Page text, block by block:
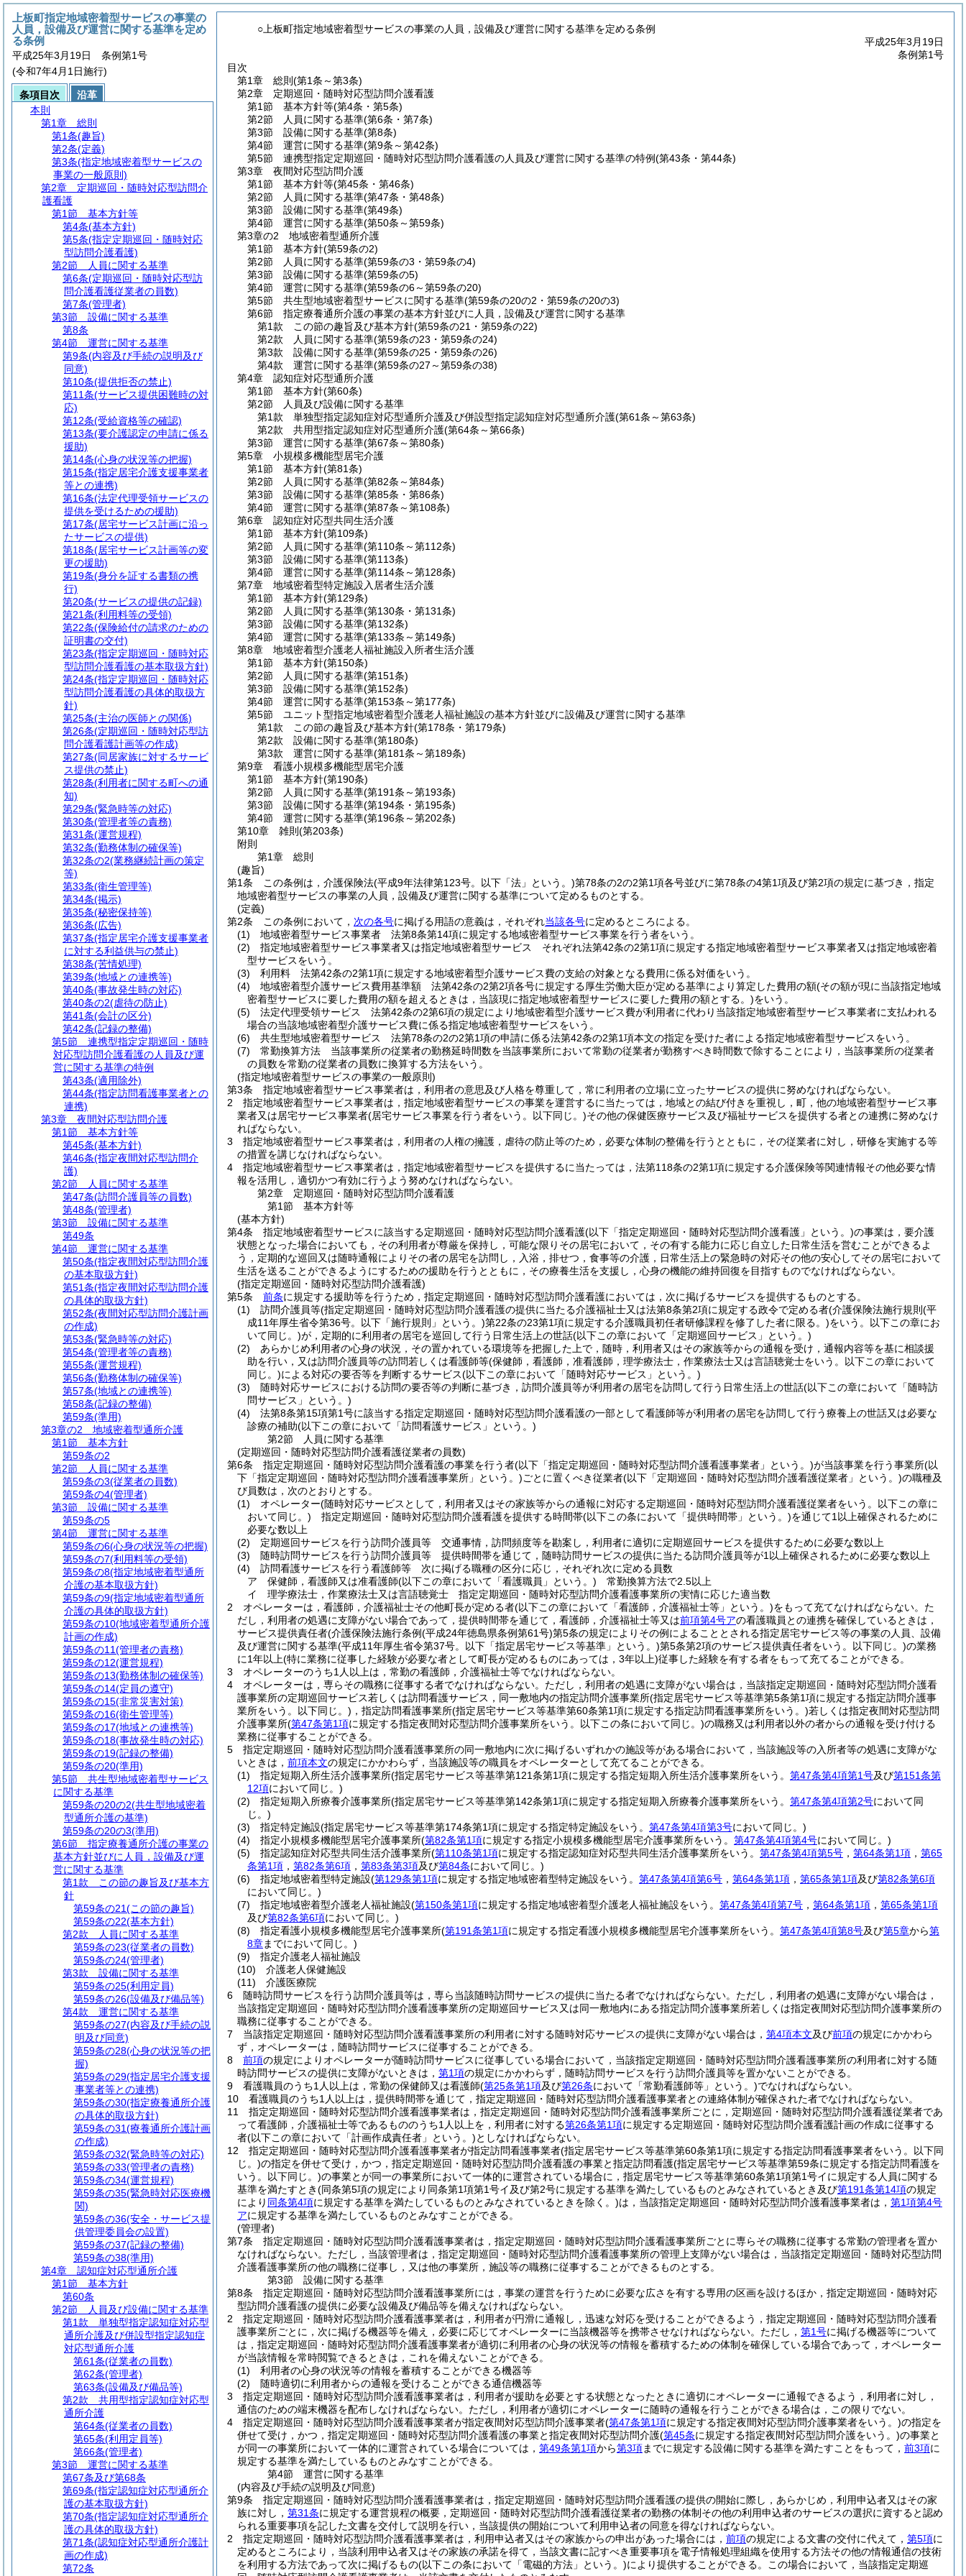
○上板町指定地域密着型サービスの事業の人員，設備及び運営に関する基準を定める条例
平成25年3月19日
条例第1号
目次
第1章
総則 (第1条～第3条)
第2章
定期巡回・随時対応型訪問介護看護
第1節
基本方針等(第4条・第5条)
第2節
人員に関する基準(第6条・第7条)
第3節
設備に関する基準(第8条)
第4節
運営に関する基準(第9条～第42条)
第5節
連携型指定定期巡回・随時対応型訪問介護看護の人員及び運営に関する基準の特例(第43条・第44条)
第3章
夜間対応型訪問介護
第1節
基本方針等(第45条・第46条)
第2節
人員に関する基準(第47条・第48条)
第3節
設備に関する基準(第49条)
第4節
運営に関する基準(第50条～第59条)
第3章の2
地域密着型通所介護
第1節
基本方針(第59条の2)
第2節
人員に関する基準(第59条の3・第59条の4)
第3節
設備に関する基準(第59条の5)
第4節
運営に関する基準(第59条の6～第59条の20)
第5節
共生型地域密着型サービスに関する基準(第59条の20の2・第59条の20の3)
第6節
指定療養通所介護の事業の基本方針並びに人員，設備及び運営に関する基準
第1款
この節の趣旨及び基本方針(第59条の21・第59条の22)
第2款
人員に関する基準(第59条の23・第59条の24)
第3款
設備に関する基準(第59条の25・第59条の26)
第4款
運営に関する基準(第59条の27～第59条の38)
第4章
認知症対応型通所介護
第1節
基本方針(第60条)
第2節
人員及び設備に関する基準
第1款
単独型指定認知症対応型通所介護及び併設型指定認知症対応型通所介護(第61条～第63条)
第2款
共用型指定認知症対応型通所介護(第64条～第66条)
第3節
運営に関する基準(第67条～第80条)
第5章
小規模多機能型居宅介護
第1節
基本方針(第81条)
第2節
人員に関する基準(第82条～第84条)
第3節
設備に関する基準(第85条・第86条)
第4節
運営に関する基準(第87条～第108条)
第6章
認知症対応型共同生活介護
第1節
基本方針(第109条)
第2節
人員に関する基準(第110条～第112条)
第3節
設備に関する基準(第113条)
第4節
運営に関する基準(第114条～第128条)
第7章
地域密着型特定施設入居者生活介護
第1節
基本方針(第129条)
第2節
人員に関する基準(第130条・第131条)
第3節
設備に関する基準(第132条)
第4節
運営に関する基準(第133条～第149条)
第8章
地域密着型介護老人福祉施設入所者生活介護
第1節
基本方針(第150条)
第2節
人員に関する基準(第151条)
第3節
設備に関する基準(第152条)
第4節
運営に関する基準(第153条～第177条)
第5節
ユニット型指定地域密着型介護老人福祉施設の基本方針並びに設備及び運営に関する基準
第1款
この節の趣旨及び基本方針(第178条・第179条)
第2款
設備に関する基準(第180条)
第3款
運営に関する基準(第181条～第189条)
第9章
看護小規模多機能型居宅介護
第1節
基本方針(第190条)
第2節
人員に関する基準(第191条～第193条)
第3節
設備に関する基準(第194条・第195条)
第4節
運営に関する基準(第196条～第202条)
第10章
雑則 (第203条)
附則
第1章
総則
(趣旨)
第1条
この条例は，介護保険法(平成9年法律第123号。以下「法」という。)第78条の2の2第1項各号並びに第78条の4第1項及び第2項の規定に基づき，指定
地域密着型サービスの事業の人員，設備及び運営に関する基準について定めるものとする。
(定義)
第2条
この条例において， 次の各号に掲げる用語の意義は，それぞれ当該各号に定めるところによる。
(1)
地域密着型サービス事業者 法第8条第14項に規定する地域密着型サービス事業を行う者をいう。
(2)
指定地域密着型サービス事業者又は指定地域密着型サービス それぞれ法第42条の2第1項に規定する指定地域密着型サービス事業者又は指定地域密着
型サービスをいう。
(3)
利用料 法第42条の2第1項に規定する地域密着型介護サービス費の支給の対象となる費用に係る対価をいう。
(4)
地域密着型介護サービス費用基準額 法第42条の2第2項各号に規定する厚生労働大臣が定める基準により算定した費用の額(その額が現に当該指定地域
密着型サービスに要した費用の額を超えるときは，当該現に指定地域密着型サービスに要した費用の額とする。)をいう。
(5)
法定代理受領サービス 法第42条の2第6項の規定により地域密着型介護サービス費が利用者に代わり当該指定地域密着型サービス事業者に支払われる
場合の当該地域密着型介護サービス費に係る指定地域密着型サービスをいう。
(6)
共生型地域密着型サービス 法第78条の2の2第1項の申請に係る法第42条の2第1項本文の指定を受けた者による指定地域密着型サービスをいう。
(7)
常勤換算方法 当該事業所の従業者の勤務延時間数を当該事業所において常勤の従業者が勤務すべき時間数で除することにより，当該事業所の従業者
の員数を常勤の従業者の員数に換算する方法をいう。
(指定地域密着型サービスの事業の一般原則)
第3条
指定地域密着型サービス事業者は，利用者の意思及び人格を尊重して，常に利用者の立場に立ったサービスの提供に努めなければならない。
2
指定地域密着型サービス事業者は，指定地域密着型サービスの事業を運営するに当たっては，地域との結び付きを重視し，町，他の地域密着型サービス事
業者又は居宅サービス事業者(居宅サービス事業を行う者をいう。以下同じ。)その他の保健医療サービス及び福祉サービスを提供する者との連携に努めなけ
ればならない。
3
指定地域密着型サービス事業者は，利用者の人権の擁護，虐待の防止等のため，必要な体制の整備を行うとともに，その従業者に対し，研修を実施する等
の措置を講じなければならない。
4
指定地域密着型サービス事業者は，指定地域密着型サービスを提供するに当たっては，法第118条の2第1項に規定する介護保険等関連情報その他必要な情
報を活用し，適切かつ有効に行うよう努めなければならない。
第2章
定期巡回・随時対応型訪問介護看護
第1節
基本方針等
(基本方針)
第4条
指定地域密着型サービスに該当する定期巡回・随時対応型訪問介護看護(以下「指定定期巡回・随時対応型訪問介護看護」という。)の事業は，要介護
状態となった場合においても，その利用者が尊厳を保持し，可能な限りその居宅において，その有する能力に応じ自立した日常生活を営むことができるよ
う，定期的な巡回又は随時通報によりその者の居宅を訪問し，入浴，排せつ，食事等の介護，日常生活上の緊急時の対応その他の安心してその居宅において
生活を送ることができるようにするための援助を行うとともに，その療養生活を支援し，心身の機能の維持回復を目指すものでなければならない。
(指定定期巡回・随時対応型訪問介護看護)
第5条
前条に規定する援助等を行うため，指定定期巡回・随時対応型訪問介護看護においては，次に掲げるサービスを提供するものとする。
(1)
訪問介護員等(指定定期巡回・随時対応型訪問介護看護の提供に当たる介護福祉士又は法第8条第2項に規定する政令で定める者(介護保険法施行規則 (平
成11年厚生省令第36号。以下「施行規則」という。)第22条の23第1項に規定する介護職員初任者研修課程を修了した者に限る。)をいう。以下この章にお
いて同じ。)が，定期的に利用者の居宅を巡回して行う日常生活上の世話(以下この章において「定期巡回サービス」という。)
(2)
あらかじめ利用者の心身の状況，その置かれている環境等を把握した上で，随時，利用者又はその家族等からの通報を受け，通報内容等を基に相談援
助を行い，又は訪問介護員等の訪問若しくは看護師等(保健師，看護師，准看護師，理学療法士，作業療法士又は言語聴覚士をいう。以下この章において
同じ。)による対応の要否等を判断するサービス(以下この章において「随時対応サービス」という。)
(3)
随時対応サービスにおける訪問の要否等の判断に基づき，訪問介護員等が利用者の居宅を訪問して行う日常生活上の世話(以下この章において「随時訪
問サービス」という。)
(4)
法第8条第15項第1号に該当する指定定期巡回・随時対応型訪問介護看護の一部として看護師等が利用者の居宅を訪問して行う療養上の世話又は必要な
診療の補助(以下この章において「訪問看護サービス」という。)
第2節
人員に関する基準
(定期巡回・随時対応型訪問介護看護従業者の員数)
第6条
指定定期巡回・随時対応型訪問介護看護の事業を行う者(以下「指定定期巡回・随時対応型訪問介護看護事業者」という。)が当該事業を行う事業所(以
下「指定定期巡回・随時対応型訪問介護看護事業所」という。)ごとに置くべき従業者(以下「定期巡回・随時対応型訪問介護看護従業者」という。)の職種及
び員数は，次のとおりとする。
(1)
オペレーター(随時対応サービスとして，利用者又はその家族等からの通報に対応する定期巡回・随時対応型訪問介護看護従業者をいう。以下この章に
おいて同じ。) 指定定期巡回・随時対応型訪問介護看護を提供する時間帯(以下この条において「提供時間帯」という。)を通じて1以上確保されるために
必要な数以上
(2)
定期巡回サービスを行う訪問介護員等 交通事情，訪問頻度等を勘案し，利用者に適切に定期巡回サービスを提供するために必要な数以上
(3)
随時訪問サービスを行う訪問介護員等 提供時間帯を通じて，随時訪問サービスの提供に当たる訪問介護員等が1以上確保されるために必要な数以上
(4)
訪問看護サービスを行う看護師等 次に掲げる職種の区分に応じ，それぞれ次に定める員数
ア
保健師，看護師又は准看護師(以下この章において「看護職員」という。) 常勤換算方法で2.5以上
イ
理学療法士，作業療法士又は言語聴覚士 指定定期巡回・随時対応型訪問介護看護事業所の実情に応じた適当数
2
オペレーターは，看護師，介護福祉士その他町長が定める者(以下この章において「看護師，介護福祉士等」という。)をもって充てなければならない。 た
だし，利用者の処遇に支障がない場合であって，提供時間帯を通じて，看護師，介護福祉士等又は前項第4号アの看護職員との連携を確保しているときは，
サービス提供責任者(介護保険法施行条例(平成24年徳島県条例第61号)第5条の規定によりその例によることとされる指定居宅サービス等の事業の人員、設備
及び運営に関する基準(平成11年厚生省令第37号。以下「指定居宅サービス等基準」という。)第5条第2項のサービス提供責任者をいう。以下同じ。)の業務
に1年以上(特に業務に従事した経験が必要な者として町長が定めるものにあっては，3年以上)従事した経験を有する者をもって充てることができる。
3
オペレーターのうち1人以上は，常勤の看護師，介護福祉士等でなければならない。
4
オペレーターは，専らその職務に従事する者でなければならない。 ただし，利用者の処遇に支障がない場合は，当該指定定期巡回・随時対応型訪問介護看
護事業所の定期巡回サービス若しくは訪問看護サービス，同一敷地内の指定訪問介護事業所(指定居宅サービス等基準第5条第1項に規定する指定訪問介護事
業所をいう。以下同じ。) ，指定訪問看護事業所(指定居宅サービス等基準第60条第1項に規定する指定訪問看護事業所をいう。)若しくは指定夜間対応型訪問
介護事業所(第47条第1項に規定する指定夜間対応型訪問介護事業所をいう。以下この条において同じ。)の職務又は利用者以外の者からの通報を受け付ける
業務に従事することができる。
5
指定定期巡回・随時対応型訪問介護看護事業所の同一敷地内に次に掲げるいずれかの施設等がある場合において，当該施設等の入所者等の処遇に支障がな
いときは， 前項本文の規定にかかわらず，当該施設等の職員をオペレーターとして充てることができる。
(1)
指定短期入所生活介護事業所(指定居宅サービス等基準第121条第1項に規定する指定短期入所生活介護事業所をいう。 第47条第4項第1号及び第151条第
12項において同じ。)
(2)
指定短期入所療養介護事業所(指定居宅サービス等基準第142条第1項に規定する指定短期入所療養介護事業所をいう。 第47条第4項第2号において同
じ。)
(3)
指定特定施設(指定居宅サービス等基準第174条第1項に規定する指定特定施設をいう。 第47条第4項第3号において同じ。)
(4)
指定小規模多機能型居宅介護事業所(第82条第1項に規定する指定小規模多機能型居宅介護事業所をいう。 第47条第4項第4号において同じ。)
(5)
指定認知症対応型共同生活介護事業所(第110条第1項に規定する指定認知症対応型共同生活介護事業所をいう。 第47条第4項第5号 ， 第64条第1項 ， 第65
条第1項 ， 第82条第6項 ， 第83条第3項及び第84条において同じ。)
(6)
指定地域密着型特定施設(第129条第1項に規定する指定地域密着型特定施設をいう。 第47条第4項第6号 ， 第64条第1項 ， 第65条第1項及び第82条第6項
において同じ。)
(7)
指定地域密着型介護老人福祉施設(第150条第1項に規定する指定地域密着型介護老人福祉施設をいう。 第47条第4項第7号 ， 第64条第1項 ， 第65条第1項
及び第82条第6項において同じ。)
(8)
指定看護小規模多機能型居宅介護事業所(第191条第1項に規定する指定看護小規模多機能型居宅介護事業所をいう。 第47条第4項第8号及び第5章から第
8章までにおいて同じ。)
(9)
指定介護老人福祉施設
(10)
介護老人保健施設
(11)
介護医療院
6
随時訪問サービスを行う訪問介護員等は，専ら当該随時訪問サービスの提供に当たる者でなければならない。 ただし，利用者の処遇に支障がない場合は，
当該指定定期巡回・随時対応型訪問介護看護事業所の定期巡回サービス又は同一敷地内にある指定訪問介護事業所若しくは指定夜間対応型訪問介護事業所の
職務に従事することができる。
7
当該指定定期巡回・随時対応型訪問介護看護事業所の利用者に対する随時対応サービスの提供に支障がない場合は， 第4項本文及び前項の規定にかかわら
ず，オペレーターは，随時訪問サービスに従事することができる。
8
前項の規定によりオペレーターが随時訪問サービスに従事している場合において，当該指定定期巡回・随時対応型訪問介護看護事業所の利用者に対する随
時訪問サービスの提供に支障がないときは， 第1項の規定にかかわらず，随時訪問サービスを行う訪問介護員等を置かないことができる。
9
看護職員のうち1人以上は，常勤の保健師又は看護師(第25条第1項及び第26条において「常勤看護師等」という。)でなければならない。
10
看護職員のうち1人以上は，提供時間帯を通じて，指定定期巡回・随時対応型訪問介護看護事業者との連絡体制が確保された者でなければならない。
11
指定定期巡回・随時対応型訪問介護看護事業者は，指定定期巡回・随時対応型訪問介護看護事業所ごとに，定期巡回・随時対応型訪問介護看護従業者であ
って看護師，介護福祉士等であるもののうち1人以上を，利用者に対する第26条第1項に規定する定期巡回・随時対応型訪問介護看護計画の作成に従事する
者(以下この章において「計画作成責任者」という。)としなければならない。
12
指定定期巡回・随時対応型訪問介護看護事業者が指定訪問看護事業者(指定居宅サービス等基準第60条第1項に規定する指定訪問看護事業者をいう。以下同
じ。)の指定を併せて受け，かつ，指定定期巡回・随時対応型訪問介護看護の事業と指定訪問看護(指定居宅サービス等基準第59条に規定する指定訪問看護を
いう。以下同じ。)の事業とが同一の事業所において一体的に運営されている場合に，指定居宅サービス等基準第60条第1項第1号イに規定する人員に関する
基準を満たすとき(同条第5項の規定により同条第1項第1号イ及び第2号に規定する基準を満たしているものとみなされているとき及び第191条第14項の規定
により 同条第4項に規定する基準を満たしているものとみなされているときを除く。)は，当該指定定期巡回・随時対応型訪問介護看護事業者は， 第1項第4号
アに規定する基準を満たしているものとみなすことができる。
(管理者)
第7条
指定定期巡回・随時対応型訪問介護看護事業者は，指定定期巡回・随時対応型訪問介護看護事業所ごとに専らその職務に従事する常勤の管理者を置か
なければならない。 ただし，当該管理者は，指定定期巡回・随時対応型訪問介護看護事業所の管理上支障がない場合は，当該指定定期巡回・随時対応型訪問
介護看護事業所の他の職務に従事し，又は他の事業所，施設等の職務に従事することができるものとする。
第3節
設備に関する基準
第8条
指定定期巡回・随時対応型訪問介護看護事業所には，事業の運営を行うために必要な広さを有する専用の区画を設けるほか，指定定期巡回・随時対応
型訪問介護看護の提供に必要な設備及び備品等を備えなければならない。
2
指定定期巡回・随時対応型訪問介護看護事業者は，利用者が円滑に通報し，迅速な対応を受けることができるよう，指定定期巡回・随時対応型訪問介護看
護事業所ごとに，次に掲げる機器等を備え，必要に応じてオペレーターに当該機器等を携帯させなければならない。 ただし， 第1号に掲げる機器等について
は，指定定期巡回・随時対応型訪問介護看護事業者が適切に利用者の心身の状況等の情報を蓄積するための体制を確保している場合であって，オペレーター
が当該情報を常時閲覧できるときは，これを備えないことができる。
(1)
利用者の心身の状況等の情報を蓄積することができる機器等
(2)
随時適切に利用者からの通報を受けることができる通信機器等
3
指定定期巡回・随時対応型訪問介護看護事業者は，利用者が援助を必要とする状態となったときに適切にオペレーターに通報できるよう，利用者に対し，
通信のための端末機器を配布しなければならない。 ただし，利用者が適切にオペレーターに随時の通報を行うことができる場合は，この限りでない。
4
指定定期巡回・随時対応型訪問介護看護事業者が指定夜間対応型訪問介護事業者(第47条第1項に規定する指定夜間対応型訪問介護事業者をいう。)の指定を
併せて受け，かつ，指定定期巡回・随時対応型訪問介護看護の事業と指定夜間対応型訪問介護(第45条に規定する指定夜間対応型訪問介護をいう。)の事業と
が同一の事業所において一体的に運営されている場合については， 第49条第1項から第3項までに規定する設備に関する基準を満たすことをもって， 前3項に
規定する基準を満たしているものとみなすことができる。
第4節
運営に関する基準
(内容及び手続の説明及び同意)
第9条
指定定期巡回・随時対応型訪問介護看護事業者は，指定定期巡回・随時対応型訪問介護看護の提供の開始に際し，あらかじめ，利用申込者又はその家
族に対し， 第31条に規定する運営規程の概要，定期巡回・随時対応型訪問介護看護従業者の勤務の体制その他の利用申込者のサービスの選択に資すると認め
られる重要事項を記した文書を交付して説明を行い，当該提供の開始について利用申込者の同意を得なければならない。
2
指定定期巡回・随時対応型訪問介護看護事業者は，利用申込者又はその家族からの申出があった場合には， 前項の規定による文書の交付に代えて， 第5項に
定めるところにより，当該利用申込者又はその家族の承諾を得て，当該文書に記すべき重要事項を電子情報処理組織を使用する方法その他の情報通信の技術
を利用する方法であって次に掲げるもの(以下この条において「電磁的方法」という。)により提供することができる。
この場合において，当該指定定期巡
上板町指定地域密着型サービスの事業の
人員，設備及び運営に関する基準を定め
る条例
平成25年3月19日 条例第1号
(令和7年4月1日施行)
条項目次
沿革
本則
第1章
総則
第1条(趣旨)
第2条(定義)
第3条(指定地域密着型サービスの
事業の一般原則)
第2章
定期巡回・随時対応型訪問介
護看護
第1節
基本方針等
第4条(基本方針)
第5条(指定定期巡回・随時対応
型訪問介護看護)
第2節
人員に関する基準
第6条(定期巡回・随時対応型訪
問介護看護従業者の員数)
第7条(管理者)
第3節
設備に関する基準
第8条
第4節
運営に関する基準
第9条(内容及び手続の説明及び
同意)
第10条(提供拒否の禁止)
第11条(サービス提供困難時の対
応)
第12条(受給資格等の確認)
第13条(要介護認定の申請に係る
援助)
第14条(心身の状況等の把握)
第15条(指定居宅介護支援事業者
等との連携)
第16条(法定代理受領サービスの
提供を受けるための援助)
第17条(居宅サービス計画に沿っ
たサービスの提供)
第18条(居宅サービス計画等の変
更の援助)
第19条(身分を証する書類の携
行)
第20条(サービスの提供の記録)
第21条(利用料等の受領)
第22条(保険給付の請求のための
証明書の交付)
第23条(指定定期巡回・随時対応
型訪問介護看護の基本取扱方針)
第24条(指定定期巡回・随時対応
型訪問介護看護の具体的取扱方
針)
第25条(主治の医師との関係)
第26条(定期巡回・随時対応型訪
問介護看護計画等の作成)
第27条(同居家族に対するサービ
ス提供の禁止)
第28条(利用者に関する町への通
知)
第29条(緊急時等の対応)
第30条(管理者等の責務)
第31条(運営規程)
第32条(勤務体制の確保等)
第32条の2(業務継続計画の策定
等)
第33条(衛生管理等)
第34条(掲示)
第35条(秘密保持等)
第36条(広告)
第37条(指定居宅介護支援事業者
に対する利益供与の禁止)
第38条(苦情処理)
第39条(地域との連携等)
第40条(事故発生時の対応)
第40条の2(虐待の防止)
第41条(会計の区分)
第42条(記録の整備)
第5節
連携型指定定期巡回・随時
対応型訪問介護看護の人員及び運
営に関する基準の特例
第43条(適用除外)
第44条(指定訪問看護事業者との
連携)
第3章
夜間対応型訪問介護
第1節
基本方針等
第45条(基本方針)
第46条(指定夜間対応型訪問介
護)
第2節
人員に関する基準
第47条(訪問介護員等の員数)
第48条(管理者)
第3節
設備に関する基準
第49条
第4節
運営に関する基準
第50条(指定夜間対応型訪問介護
の基本取扱方針)
第51条(指定夜間対応型訪問介護
の具体的取扱方針)
第52条(夜間対応型訪問介護計画
の作成)
第53条(緊急時等の対応)
第54条(管理者等の責務)
第55条(運営規程)
第56条(勤務体制の確保等)
第57条(地域との連携等)
第58条(記録の整備)
第59条(準用)
第3章の2
地域密着型通所介護
第1節
基本方針
第59条の2
第2節
人員に関する基準
第59条の3(従業者の員数)
第59条の4(管理者)
第3節
設備に関する基準
第59条の5
第4節
運営に関する基準
第59条の6(心身の状況等の把握)
第59条の7(利用料等の受領)
第59条の8(指定地域密着型通所
介護の基本取扱方針)
第59条の9(指定地域密着型通所
介護の具体的取扱方針)
第59条の10(地域密着型通所介護
計画の作成)
第59条の11(管理者の責務)
第59条の12(運営規程)
第59条の13(勤務体制の確保等)
第59条の14(定員の遵守)
第59条の15(非常災害対策)
第59条の16(衛生管理等)
第59条の17(地域との連携等)
第59条の18(事故発生時の対応)
第59条の19(記録の整備)
第59条の20(準用)
第5節
共生型地域密着型サービス
に関する基準
第59条の20の2(共生型地域密着
型通所介護の基準)
第59条の20の3(準用)
第6節
指定療養通所介護の事業の
基本方針並びに人員，設備及び運
営に関する基準
第1款
この節の趣旨及び基本方
針
第59条の21(この節の趣旨)
第59条の22(基本方針)
第2款
人員に関する基準
第59条の23(従業者の員数)
第59条の24(管理者)
第3款
設備に関する基準
第59条の25(利用定員)
第59条の26(設備及び備品等)
第4款
運営に関する基準
第59条の27(内容及び手続の説
明及び同意)
第59条の28(心身の状況等の把
握)
第59条の29(指定居宅介護支援
事業者等との連携)
第59条の30(指定療養通所介護
の具体的取扱方針)
第59条の31(療養通所介護計画
の作成)
第59条の32(緊急時等の対応)
第59条の33(管理者の責務)
第59条の34(運営規程)
第59条の35(緊急時対応医療機
関)
第59条の36(安全・サービス提
供管理委員会の設置)
第59条の37(記録の整備)
第59条の38(準用)
第4章
認知症対応型通所介護
第1節
基本方針
第60条
第2節
人員及び設備に関する基準
第1款
単独型指定認知症対応型
通所介護及び併設型指定認知症
対応型通所介護
第61条(従業者の員数)
第62条(管理者)
第63条(設備及び備品等)
第2款
共用型指定認知症対応型
通所介護
第64条(従業者の員数)
第65条(利用定員等)
第66条(管理者)
第3節
運営に関する基準
第67条及び第68条
第69条(指定認知症対応型通所介
護の基本取扱方針)
第70条(指定認知症対応型通所介
護の具体的取扱方針)
第71条(認知症対応型通所介護計
画の作成)
第72条